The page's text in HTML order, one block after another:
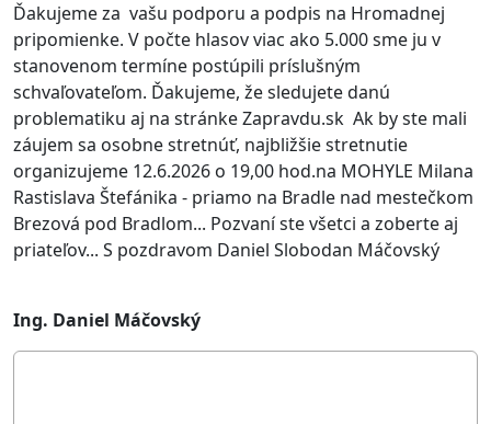
Ďakujeme za vašu podporu a podpis na Hromadnej
pripomienke. V počte hlasov viac ako 5.000 sme ju v
stanovenom termíne postúpili príslušným
schvaľovateľom. Ďakujeme, že sledujete danú
problematiku aj na stránke Zapravdu.sk Ak by ste mali
záujem sa osobne stretnúť, najbližšie stretnutie
organizujeme 12.6.2026 o 19,00 hod.na MOHYLE Milana
Rastislava Štefánika - priamo na Bradle nad mestečkom
Brezová pod Bradlom... Pozvaní ste všetci a zoberte aj
priateľov... S pozdravom Daniel Slobodan Máčovský
Ing. Daniel Máčovský